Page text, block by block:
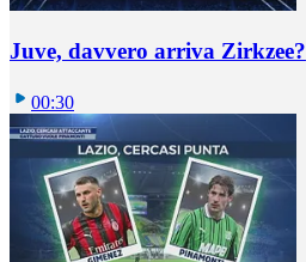
Juve, davvero arriva Zirkzee?
00:30